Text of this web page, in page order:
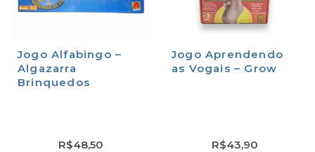
Jogo Alfabingo –
Algazarra
Brinquedos
R$48,50
Jogo Aprendendo
as Vogais – Grow
R$43,90